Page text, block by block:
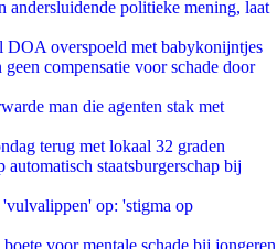
andersluidende politieke mening, laat
DOA overspoeld met babykonijntjes
compensatie voor schade door
man die agenten stak met
terug met lokaal 32 graden
staatsburgerschap bij
op: 'stigma op
voor mentale schade bij jongeren